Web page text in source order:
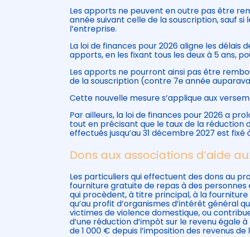
Les apports ne peuvent en outre pas être
année suivant celle de la souscription, sauf
l’entreprise.
La loi de finances pour 2026 aligne les
apports, en les fixant tous les deux à 5 ans,
Les apports ne pourront ainsi pas être
de la souscription (contre 7e année
Cette nouvelle mesure s’applique aux
Par ailleurs, la loi de finances pour 2026 a
tout en précisant que le taux de la réduction
effectués jusqu’au 31 décembre 2027 est fixé
Dons aux associations d’aide
Les particuliers qui effectuent des dons au
fourniture gratuite de repas à des
qui procèdent, à titre principal, à la
qu’au profit d’organismes d’intérêt
victimes de violence domestique, ou
d’une réduction d’impôt sur le revenu égale
de 1 000 € depuis l’imposition des revenus de